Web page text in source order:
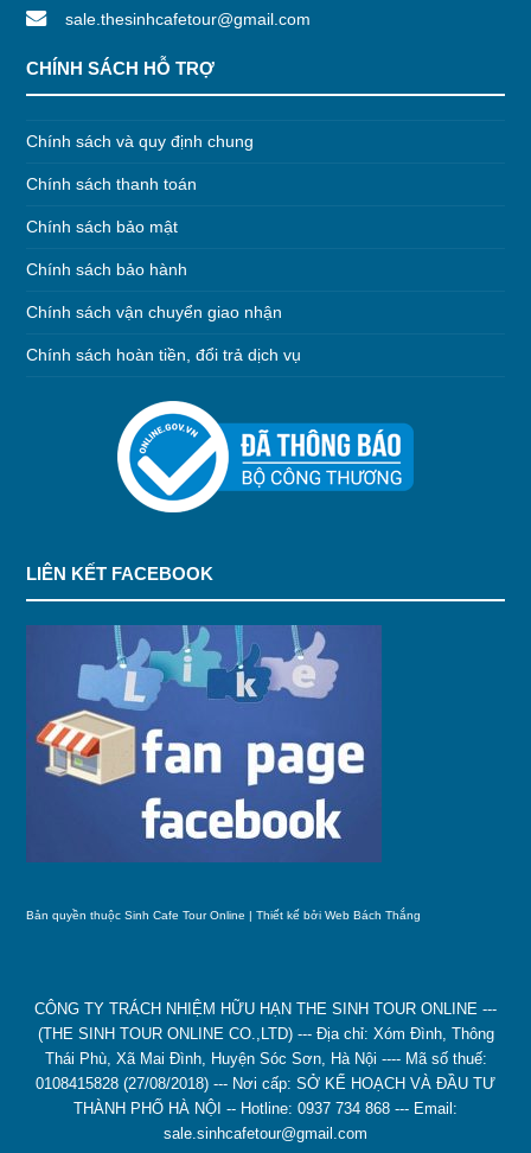
sale.thesinhcafetour@gmail.com
CHÍNH SÁCH HỖ TRỢ
Chính sách và quy định chung
Chính sách thanh toán
Chính sách bảo mật
Chính sách bảo hành
Chính sách vận chuyển giao nhận
Chính sách hoàn tiền, đổi trả dịch vụ
LIÊN KẾT FACEBOOK
Bản quyền thuộc Sinh Cafe Tour Online | Thiết kế bởiWeb Bách Thắng
CÔNG TY TRÁCH NHIỆM HỮU HẠN THE SINH TOUR ONLINE ---
(THE SINH TOUR ONLINE CO.,LTD) --- Địa chỉ: Xóm Đình, Thông
Thái Phù, Xã Mai Đình, Huyện Sóc Sơn, Hà Nội ---- Mã số thuế:
0108415828 (27/08/2018) --- Nơi cấp: SỞ KẾ HOẠCH VÀ ĐẦU TƯ
THÀNH PHỐ HÀ NỘI -- Hotline: 0937 734 868 --- Email:
sale.sinhcafetour@gmail.com